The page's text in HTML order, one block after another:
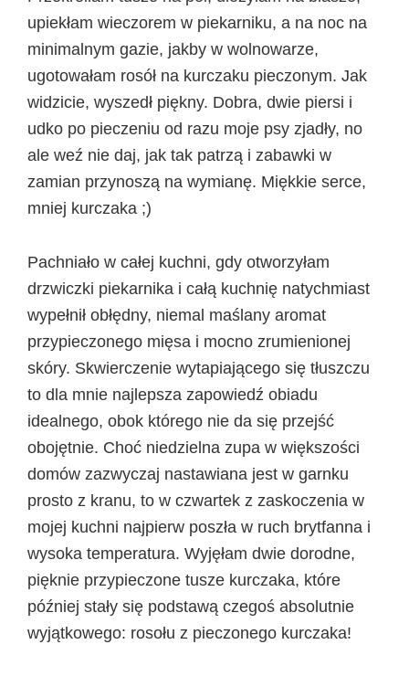
upiekłam wieczorem w piekarniku, a na noc na
minimalnym gazie, jakby w wolnowarze,
ugotowałam rosół na kurczaku pieczonym. Jak
widzicie, wyszedł piękny. Dobra, dwie piersi i
udko po pieczeniu od razu moje psy zjadły, no
ale weź nie daj, jak tak patrzą i zabawki w
zamian przynoszą na wymianę. Miękkie serce,
mniej kurczaka ;)
Pachniało w całej kuchni, gdy otworzyłam
drzwiczki piekarnika i całą kuchnię natychmiast
wypełnił obłędny, niemal maślany aromat
przypieczonego mięsa i mocno zrumienionej
skóry. Skwierczenie wytapiającego się tłuszczu
to dla mnie najlepsza zapowiedź obiadu
idealnego, obok którego nie da się przejść
obojętnie. Choć niedzielna zupa w większości
domów zazwyczaj nastawiana jest w garnku
prosto z kranu, to w czwartek z zaskoczenia w
mojej kuchni najpierw poszła w ruch brytfanna i
wysoka temperatura. Wyjęłam dwie dorodne,
pięknie przypieczone tusze kurczaka, które
później stały się podstawą czegoś absolutnie
wyjątkowego: rosołu z pieczonego kurczaka!